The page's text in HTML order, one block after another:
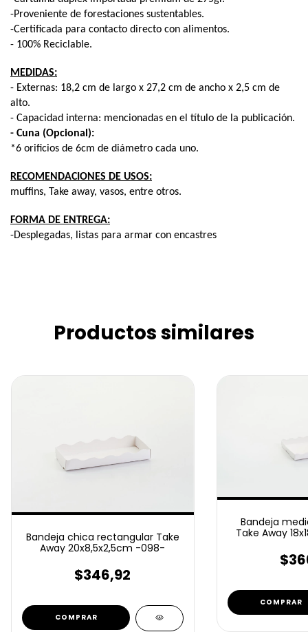
-Proveniente de forestaciones sustentables.
-Certificada para contacto directo con alimentos.
- 100% Reciclable.
MEDIDAS:
- Externas: 18,2 cm de largo x 27,2 cm de ancho x 2,5 cm de
alto.
- Capacidad interna: mencionadas en el título de la publicación.
- Cuna (Opcional):
*6 orificios de 6cm de diámetro cada uno.
RECOMENDACIONES DE USOS:
muffins, Take away, vasos, entre otros.
FORMA DE ENTREGA:
-Desplegadas, listas para armar con encastres
Productos similares
Bandeja chica rectangular Take
Away 20x8,5x2,5cm -098-
$346,92
COMPRAR
Bandeja
Take Away
COMPRAR